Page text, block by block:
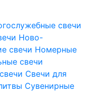
свечи
Ново-
свечи Номерные
свечи
Свечи для
Сувенирные